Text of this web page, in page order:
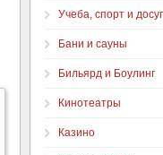
Учеба, спорт и досуг
Бани и сауны
Бильярд и Боулинг
Кинотеатры
Казино